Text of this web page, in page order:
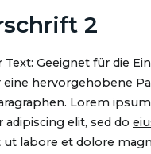
2
Geeignet für die
eine hervorgehobene
Lorem
elit, sed do
labore et dolore